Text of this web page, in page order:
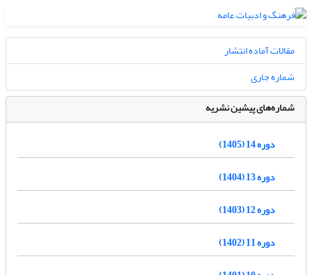
مقالات آماده انتشار
شماره جاری
شماره‌های پیشین نشریه
دوره 14 (1405)
دوره 13 (1404)
دوره 12 (1403)
دوره 11 (1402)